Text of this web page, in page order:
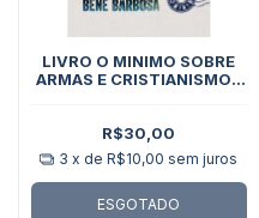
LIVRO O MINIMO SOBRE
ARMAS E CRISTIANISMO -
R$30,00
3 x deR$10,00 sem juros
ESGOTADO